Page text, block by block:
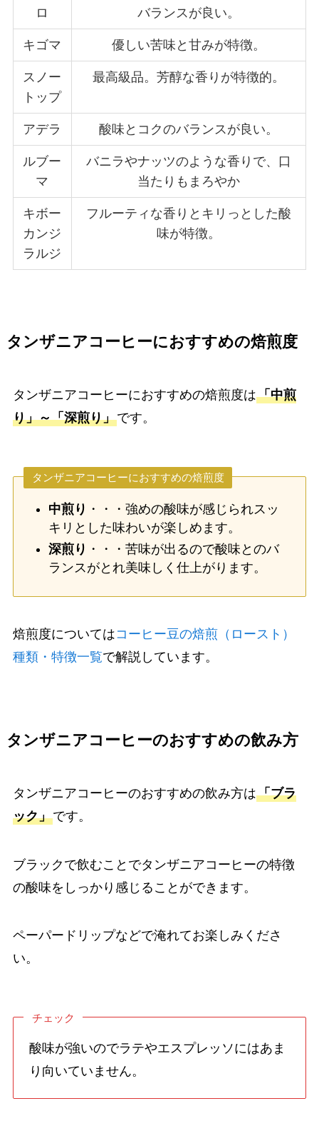
ロ
バランスが良い。
キゴマ 優しい苦味と甘みが特徴。
スノー
トップ
最高級品。芳醇な香りが特徴的。
アデラ 酸味とコクのバランスが良い。
ルブー
マ
バニラやナッツのような香りで、口
当たりもまろやか
キボー
カンジ
ラルジ
フルーティな香りとキリっとした酸
味が特徴。
タンザニアコーヒーにおすすめの焙煎度
タンザニアコーヒーにおすすめの焙煎度は「中煎
り」～「深煎り」です。
タンザニアコーヒーにおすすめの焙煎度
中煎り ・・・強めの酸味が感じられスッ
キリとした味わいが楽しめます。
深煎り ・・・苦味が出るので酸味とのバ
ランスがとれ美味しく仕上がります。
焙煎度についてはコーヒー豆の焙煎（ロースト）
種類・特徴一覧で解説しています。
タンザニアコーヒーのおすすめの飲み方
タンザニアコーヒーのおすすめの飲み方は「ブラ
ック」です。
ブラックで飲むことでタンザニアコーヒーの特徴
の酸味をしっかり感じることができます。
ペーパードリップなどで淹れてお楽しみくださ
い。
チェック
酸味が強いのでラテやエスプレッソにはあま
り向いていません。